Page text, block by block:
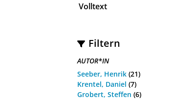
Volltext
Filtern
AUTOR*IN
Seeber, Henrik (21)
Krentel, Daniel (7)
Grobert, Steffen (6)